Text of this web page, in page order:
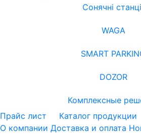
Сонячні
WAGA
SMART
DOZOR
Комплексные
Прайс лист
Каталог продукции
О компании Доставка и оплата